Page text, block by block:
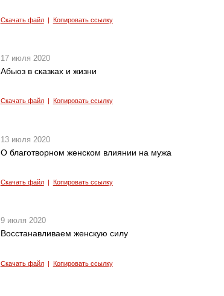
Скачать файл| Копировать ссылку
17 июля 2020
Абьюз в сказках и жизни
Скачать файл| Копировать ссылку
13 июля 2020
О благотворном женском влиянии на мужа
Скачать файл| Копировать ссылку
9 июля 2020
Восстанавливаем женскую силу
Скачать файл| Копировать ссылку